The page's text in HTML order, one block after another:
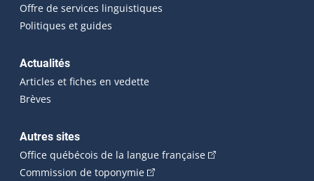
Offre de services linguistiques
Politiques et guides
Actualités
Articles et fiches en vedette
Brèves
Autres sites
Office québécois de la langue française(Cet hyperlien
Commission de toponymie(Cet hyperlien externe s'ouvrira